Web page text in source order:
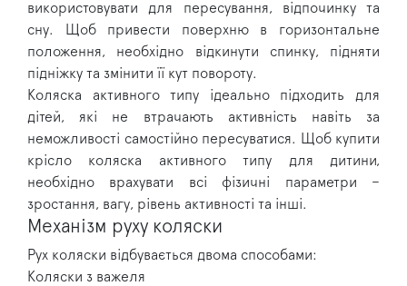
використовувати для пересування, відпочинку та
сну. Щоб привести поверхню в горизонтальне
положення, необхідно відкинути спинку, підняти
підніжку та змінити її кут повороту.
Коляска активного типу ідеально підходить для
дітей, які не втрачають активність навіть за
неможливості самостійно пересуватися. Щоб купити
крісло коляска активного типу для дитини,
необхідно врахувати всі фізичні параметри –
зростання, вагу, рівень активності та інші.
Механізм руху коляски
Рух коляски відбувається двома способами:
Коляски з важеля